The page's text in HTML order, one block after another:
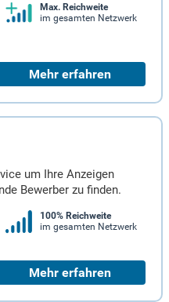
Max. Reichweite
im gesamten Netzwerk
Mehr erfahren
um Ihre Anzeigen
Bewerber zu finden.
100% Reichweite
im gesamten Netzwerk
Mehr erfahren